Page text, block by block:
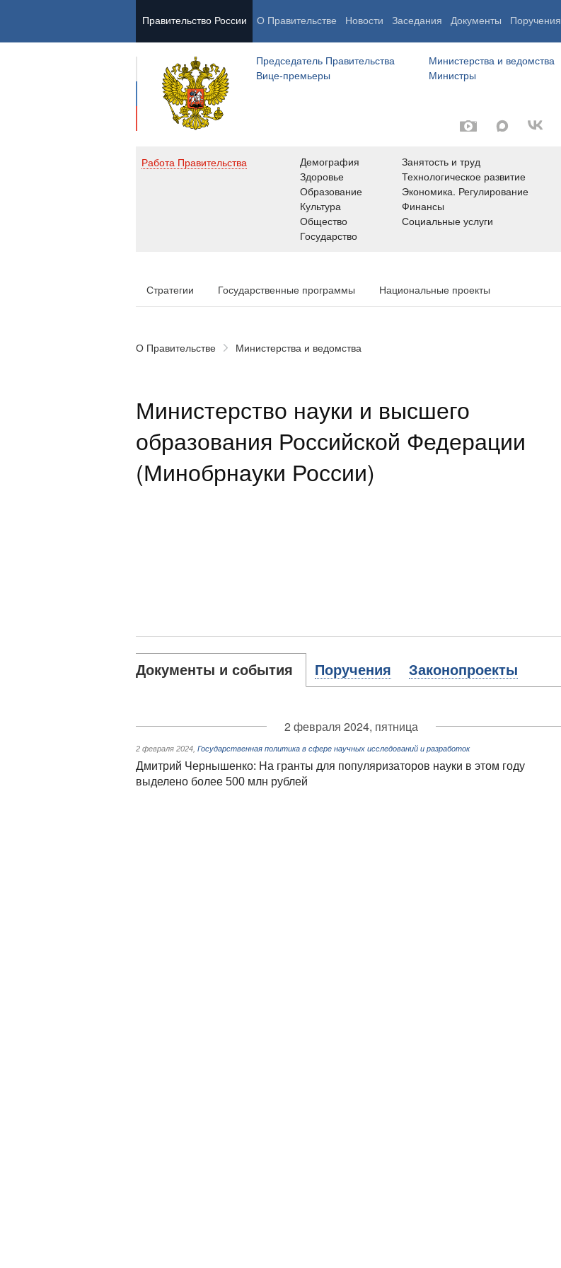
Правительство России О Правительстве Новости Заседания Документы Поручения
Председатель Правительства
Вице-премьеры
Министерства и ведомства
Министры
Работа Правительства
Демография
Здоровье
Образование
Культура
Общество
Государство
Занятость и труд
Технологическое развитие
Экономика. Регулирование
Финансы
Социальные услуги
Стратегии Государственные программы Национальные проекты
О Правительстве Министерства и ведомства
Министерство науки и высшего
образования Российской Федерации
(Минобрнауки России)
Документы и события Поручения Законопроекты
2 февраля 2024, пятница
2 февраля 2024 Государственная политика в сфере научных исследований и разработок
Дмитрий Чернышенко: На гранты для популяризаторов науки в этом году
выделено более 500 млн рублей